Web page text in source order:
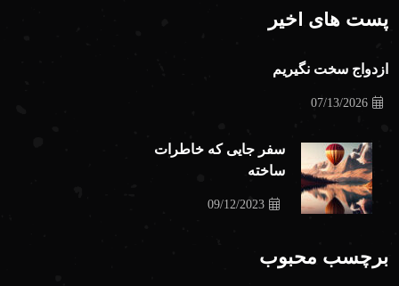
پست های اخیر
ازدواج سخت نگیریم
07/13/2026
سفر جایی که خاطرات
ساخته
09/12/2023
برچسب محبوب